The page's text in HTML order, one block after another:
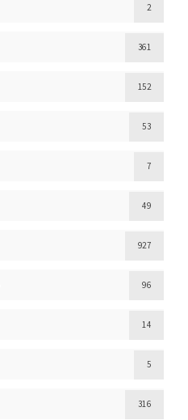
2
361
152
53
7
49
927
96
14
5
316